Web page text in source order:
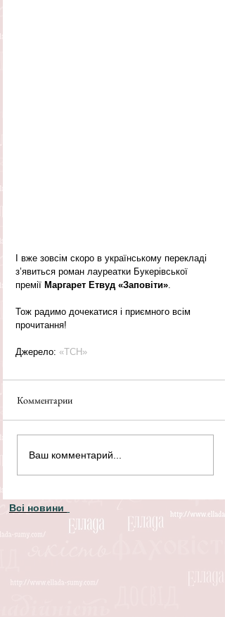
І вже зовсім скоро в українському перекладі
з’явиться роман лауреатки Букерівської
премії Маргарет Етвуд «Заповіти».
Тож радимо дочекатися і приємного всім
прочитання!
Джерело: «ТСН»
Комментарии
Ваш комментарий...
Всі новини